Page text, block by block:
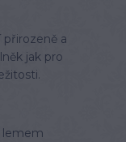
přirozeně a
jak pro
lemem